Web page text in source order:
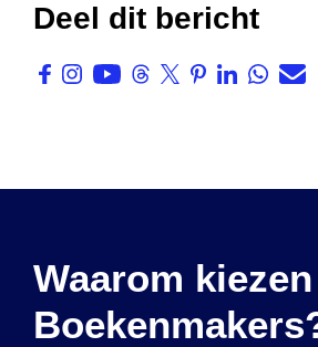
Deel dit bericht
Waarom